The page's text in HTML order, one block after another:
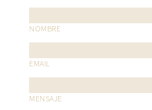
NOMBRE
EMAIL
MENSAJE